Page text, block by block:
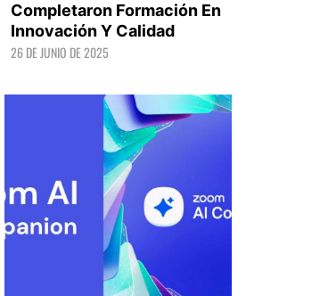
LEER +
Completaron Formación En
Innovación Y Calidad
26 DE JUNIO DE 2025